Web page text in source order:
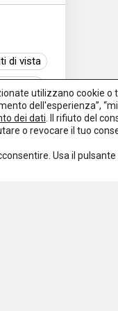
di vista
utilizzano cookie o
dell'esperienza”,
dei dati . Il rifiuto del
o revocare il tuo
Usa il